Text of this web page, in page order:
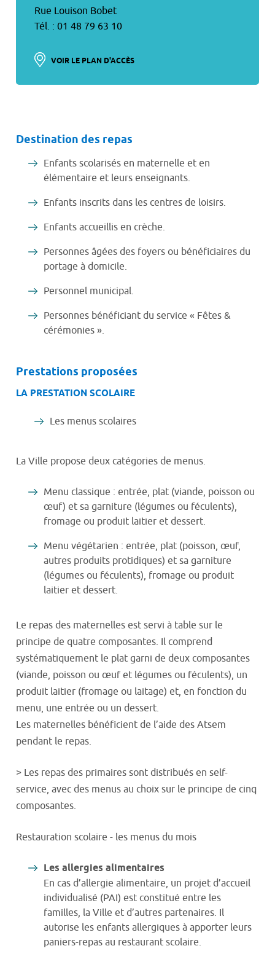
Rue Louison Bobet
Tél. : 01 48 79 63 10
VOIR LE PLAN D'ACCÈS
Destination des repas
Enfants scolarisés en maternelle et en
élémentaire et leurs enseignants.
Enfants inscrits dans les centres de loisirs.
Enfants accueillis en crèche.
Personnes âgées des foyers ou bénéficiaires du
portage à domicile.
Personnel municipal.
Personnes bénéficiant du service « Fêtes &
cérémonies ».
Prestations proposées
LA PRESTATION SCOLAIRE
Les menus scolaires
La Ville propose deux catégories de menus.
Menu classique : entrée, plat (viande, poisson ou
œuf) et sa garniture (légumes ou féculents),
fromage ou produit laitier et dessert.
Menu végétarien : entrée, plat (poisson, œuf,
autres produits protidiques) et sa garniture
(légumes ou féculents), fromage ou produit
laitier et dessert.
Le repas des maternelles est servi à table sur le
principe de quatre composantes. Il comprend
systématiquement le plat garni de deux composantes
(viande, poisson ou œuf et légumes ou féculents), un
produit laitier (fromage ou laitage) et, en fonction du
menu, une entrée ou un dessert.
Les maternelles bénéficient de l’aide des Atsem
pendant le repas.
> Les repas des primaires sont distribués en self-
service, avec des menus au choix sur le principe de cinq
composantes.
Restauration scolaire - les menus du mois
Les allergies alimentaires
En cas d’allergie alimentaire, un projet d’accueil
individualisé (PAI) est constitué entre les
familles, la Ville et d’autres partenaires. Il
autorise les enfants allergiques à apporter leurs
paniers-repas au restaurant scolaire.